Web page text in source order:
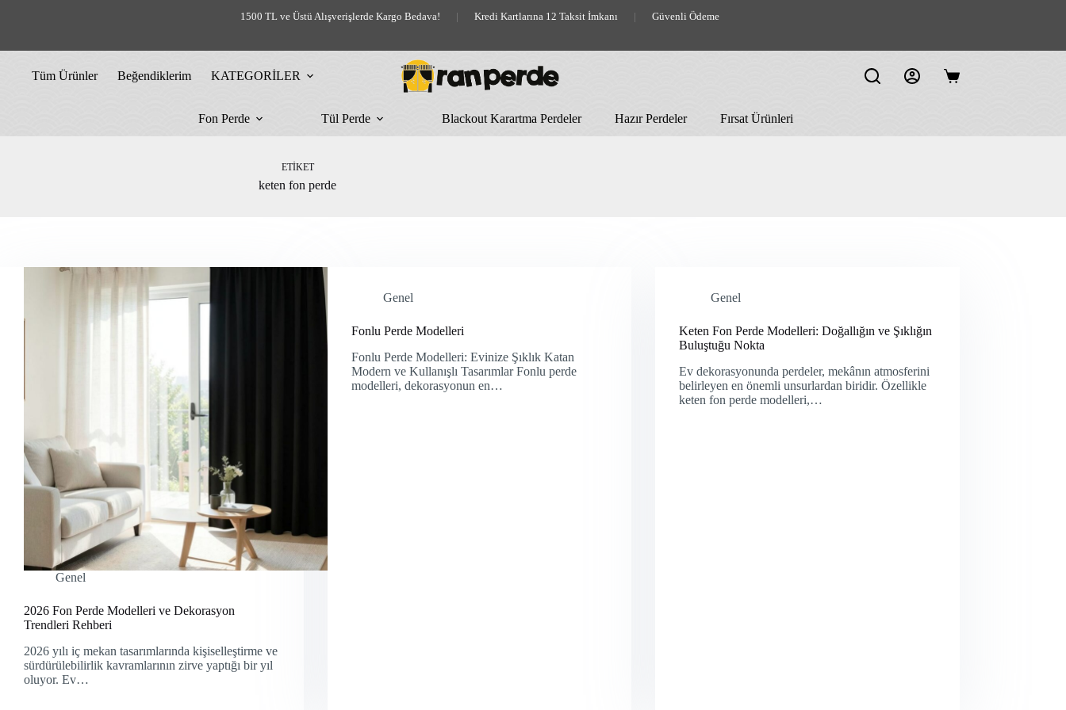
1500 TL ve Üstü Alışverişlerde Kargo Bedava! | Kredi Kartlarına 12 Taksit İmkanı | Güvenli Ödeme
Tüm Ürünler Beğendiklerim KATEGORİLER
Shopping
Fon Perde
Tül Perde Blackout Karartma Perdeler Hazır Perdeler Fırsat Ürünleri
ETIKET
keten fon perde
Genel
2026 Fon Perde Modelleri ve Dekorasyon
Trendleri Rehberi
2026 yılı iç mekan tasarımlarında kişiselleştirme ve
sürdürülebilirlik kavramlarının zirve yaptığı bir yıl
oluyor. Ev…
Genel
Fonlu Perde Modelleri
Fonlu Perde Modelleri: Evinize Şıklık Katan
Modern ve Kullanışlı Tasarımlar Fonlu perde
modelleri, dekorasyonun en…
Genel
Keten Fon Perde Modelleri: Doğallığın ve Şıklığın
Buluştuğu Nokta
Ev dekorasyonunda perdeler, mekânın atmosferini
belirleyen en önemli unsurlardan biridir. Özellikle
keten fon perde modelleri,…